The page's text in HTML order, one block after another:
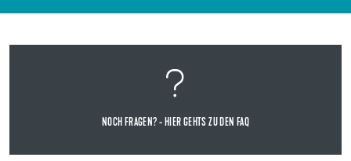
NOCH FRAGEN? - HIER GEHTS ZU DEN FAQ